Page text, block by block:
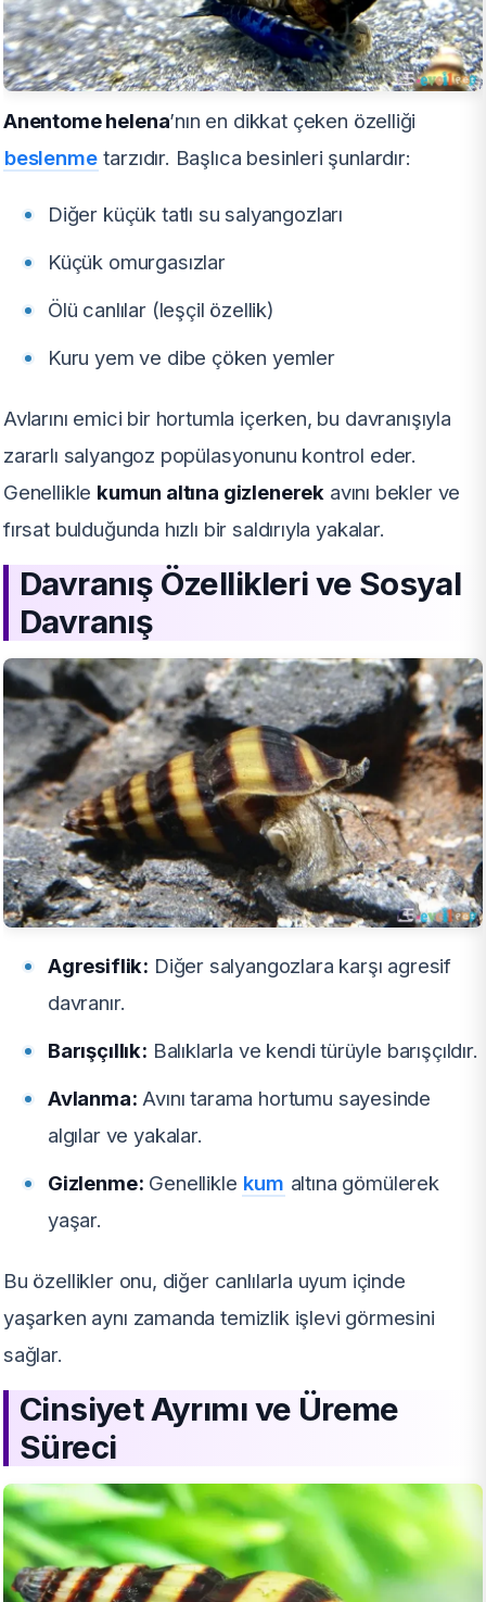
Anentome helena’nın en dikkat çeken özelliği
beslenme tarzıdır. Başlıca besinleri şunlardır:
Diğer küçük tatlı su salyangozları
Küçük omurgasızlar
Ölü canlılar (leşçil özellik)
Kuru yem ve dibe çöken yemler
Avlarını emici bir hortumla içerken, bu davranışıyla
zararlı salyangoz popülasyonunu kontrol eder.
Genellikle kumun altına gizlenerek avını bekler ve
fırsat bulduğunda hızlı bir saldırıyla yakalar.
Davranış Özellikleri ve Sosyal
Davranış
Agresiflik: Diğer salyangozlara karşı agresif
davranır.
Barışçıllık: Balıklarla ve kendi türüyle barışçıldır.
Avlanma: Avını tarama hortumu sayesinde
algılar ve yakalar.
Gizlenme: Genellikle kum altına gömülerek
yaşar.
Bu özellikler onu, diğer canlılarla uyum içinde
yaşarken aynı zamanda temizlik işlevi görmesini
sağlar.
Cinsiyet Ayrımı ve Üreme
Süreci